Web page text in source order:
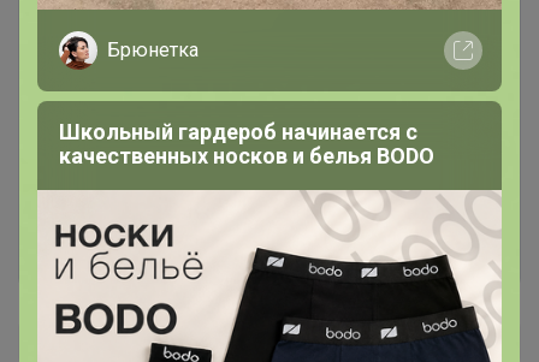
Чтобы написать комментарий необходимо
авторизоваться на сайте!
Это займет меньше минуты
Войти Зарегистрироваться
Брюнетка
Школьный гардероб начинается с
качественных носков и белья BODO